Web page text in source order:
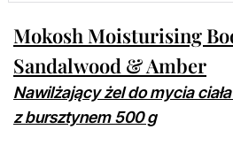
Mokosh Moisturising
Sandalwood & Amber
Nawilżający żel do mycia
z bursztynem 500 g